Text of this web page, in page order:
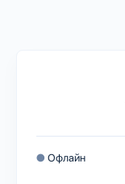
● Офлайн